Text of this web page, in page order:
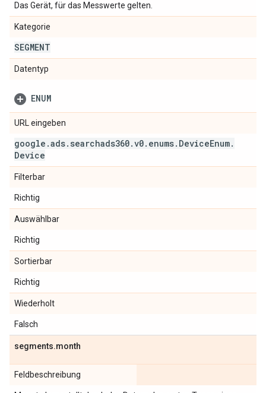
Das Gerät, für das Messwerte gelten.
Kategorie
SEGMENT
Datentyp
ENUM
URL eingeben
google .ads. searchads360.v0. enums. DeviceEnum.
Device
Filterbar
Richtig
Auswählbar
Richtig
Sortierbar
Richtig
Wiederholt
Falsch
segments.month
Feldbeschreibung